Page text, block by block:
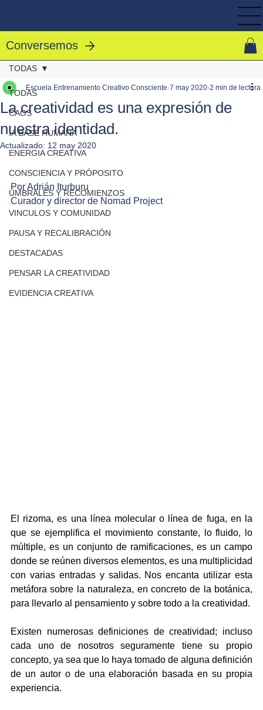
Conversemos
TODAS
CAOS
IA BASE HUMANA
ENERGIA CREATIVA
CONSCIENCIA Y PRÓPOSITO
UMBRALES Y RECOMIENZOS
VINCULOS Y COMUNIDAD
PAUSA Y RECALIBRACIÓN
DESTACADAS
PENSAR LA CREATIVIDAD
EVIDENCIA CREATIVA
TODAS
La creatividad es una expresión de
nuestra identidad.
Escuela Entrenamiento Creativo Consciente 7 may 2020 2 min de lectura
Actualizado: 12 may 2020
Por Adrián Iturburu
Curador y director de Nomad Project
El rizoma, es una línea molecular o línea de fuga, en la
que se ejemplifica el movimiento constante, lo fluido, lo
múltiple, es un conjunto de ramificaciones, es un campo
donde se reúnen diversos elementos, es una multiplicidad
con varias entradas y salidas. Nos encanta utilizar esta
metáfora sobre la naturaleza, en concreto de la botánica,
para llevarlo al pensamiento y sobre todo a la creatividad.
Existen numerosas definiciones de creatividad; incluso
cada uno de nosotros seguramente tiene su propio
concepto, ya sea que lo haya tomado de alguna definición
de un autor o de una elaboración basada en su propia
experiencia.